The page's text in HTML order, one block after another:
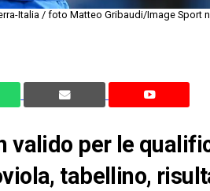
Italia / foto Matteo Gribaudi/Image Sport
valido per le
tabellino,